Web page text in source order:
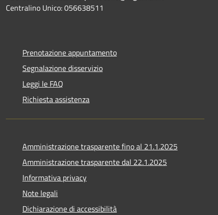
Centralino Unico: 056638511
Prenotazione appuntamento
Segnalazione disservizio
Leggi le FAQ
Richiesta assistenza
Amministrazione trasparente fino al 21.1.2025
Amministrazione trasparente dal 22.1.2025
Informativa privacy
Note legali
Dichiarazione di accessibilità